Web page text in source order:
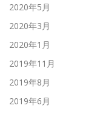
2020年5月
2020年3月
2020年1月
2019年11月
2019年8月
2019年6月